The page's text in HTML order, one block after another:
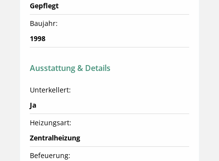
Gepflegt
Baujahr:
1998
Ausstattung & Details
Unterkellert:
Ja
Heizungsart:
Zentralheizung
Befeuerung: